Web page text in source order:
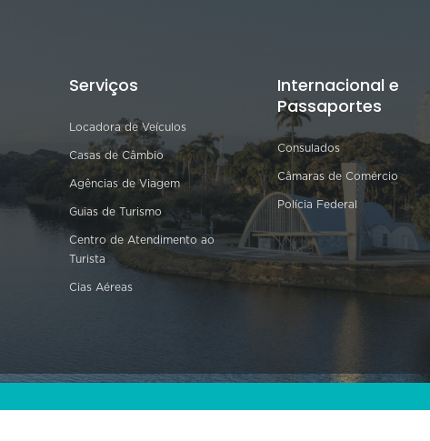
Serviços
Locadora de Veículos
Casas de Câmbio
Agências de Viagem
Guias de Turismo
Centro de Atendimento ao
Turista
Cias Aéreas
Internacional e
Passaportes
Consulados
Câmaras de Comércio
Polícia Federal